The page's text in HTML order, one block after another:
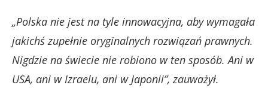
„Polska nie jest na tyle innowacyjna, aby wymagała
jakichś zupełnie oryginalnych rozwiązań prawnych.
Nigdzie na świecie nie robiono w ten sposób. Ani w
USA, ani w Izraelu, ani w Japonii”, zauważył.